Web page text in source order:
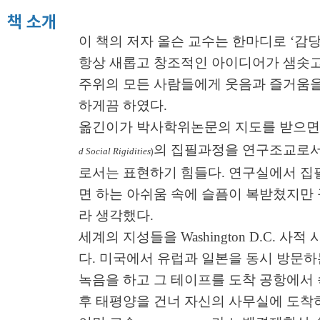
책 소개
이 책의 저자 올슨 교수는 한마디로 ‘감
항상 새롭고 창조적인 아이디어가 샘솟
주위의 모든 사람들에게 웃음과 즐거움
하게끔 하였다.
옮긴이가 박사학위논문의 지도를 받으
d Social Rigidities)의 집필과정을 연구조교로
로서는 표현하기 힘들다. 연구실에서
면 하는 아쉬움 속에 슬픔이 복받쳤지
라 생각했다.
세계의 지성들을 Washington D.C. 사적
다. 미국에서 유럽과 일본을 동시 방문
녹음을 하고 그 테이프를 도착 공항에
후 태평양을 건너 자신의 사무실에 도